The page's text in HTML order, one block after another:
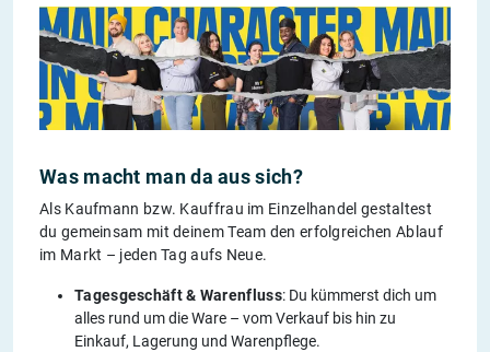
Was macht man da aus sich?
Als Kaufmann bzw. Kauffrau im Einzelhandel gestaltest
du gemeinsam mit deinem Team den erfolgreichen Ablauf
im Markt – jeden Tag aufs Neue.
Tagesgeschäft & Warenfluss: Du kümmerst dich um
alles rund um die Ware – vom Verkauf bis hin zu
Einkauf, Lagerung und Warenpflege.